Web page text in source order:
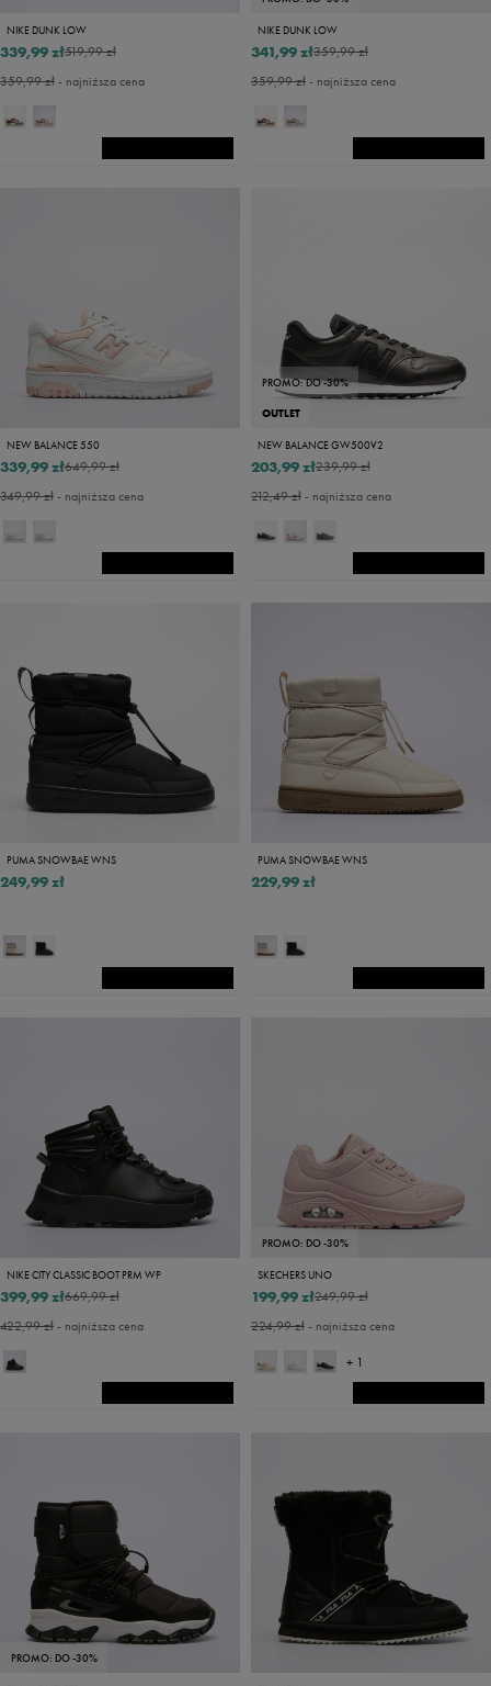
NIKE DUNK LOW
519,99 zł
339,99 zł
359,99 zł- najniższa cena
NIKE DUNK LOW
359,99 zł
341,99 zł
359,99 zł- najniższa cena
NEW BALANCE 550
649,99 zł
339,99 zł
349,99 zł- najniższa cena
PROMO: DO -30%
OUTLET
NEW BALANCE GW500V2
239,99 zł
203,99 zł
212,49 zł- najniższa cena
PUMA SNOWBAE WNS
249,99 zł
PUMA SNOWBAE WNS
229,99 zł
NIKE CITY CLASSIC BOOT PRM WP
669,99 zł
399,99 zł
422,99 zł- najniższa cena
PROMO: DO -30%
SKECHERS UNO
249,99 zł
199,99 zł
224,99 zł- najniższa cena
+ 1
PROMO: DO -30%